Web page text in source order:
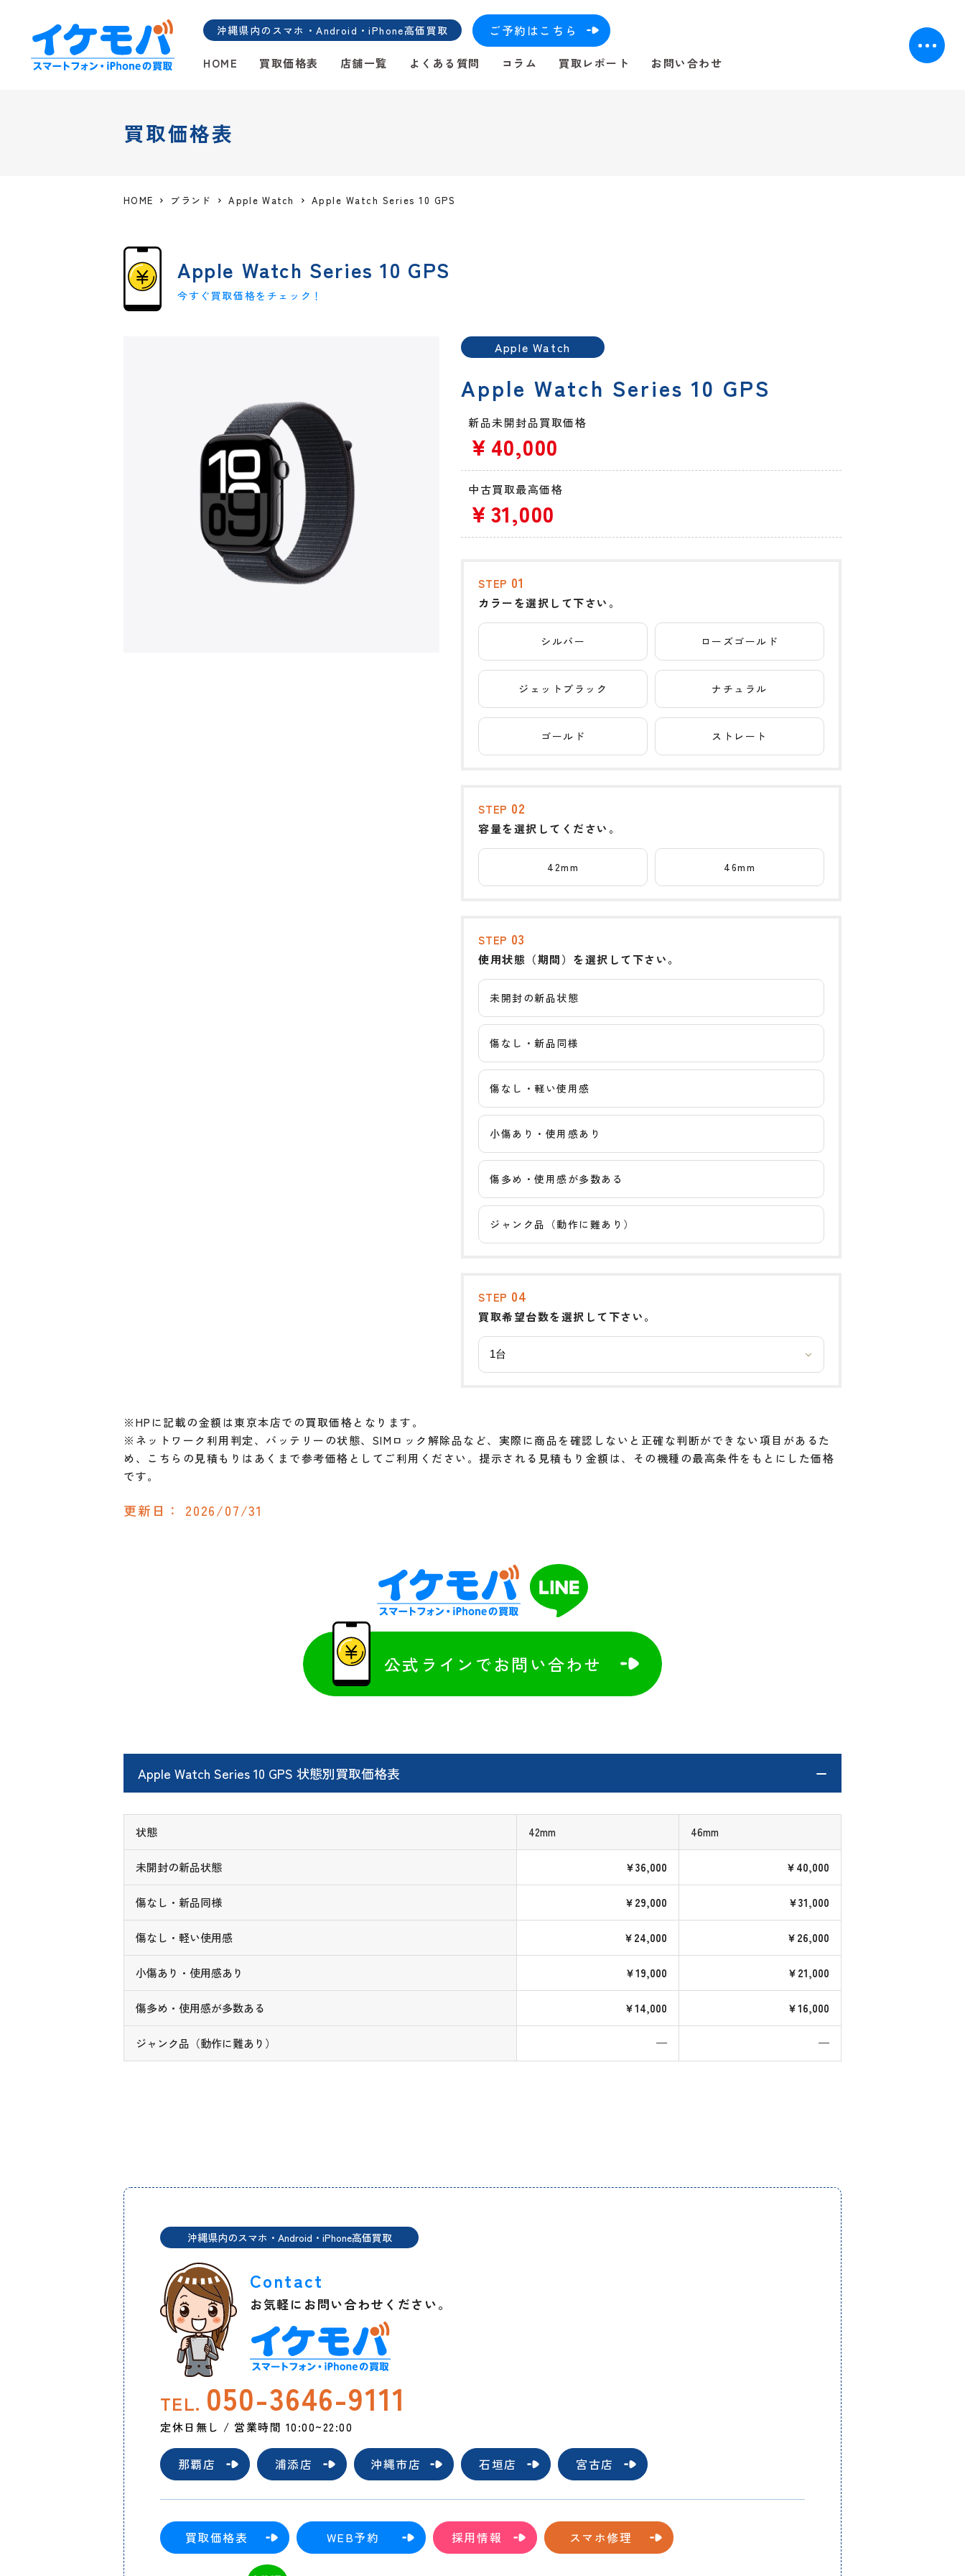
沖縄県内のスマホ・Android・iPhone高価買取 ご予約はこちら
HOME 買取価格表 店舗一覧 よくある質問 コラム 買取レポート お問い合わせ
買取価格表
HOME ブランド Apple Watch Apple Watch Series 10 GPS
Apple Watch Series 10 GPS
今すぐ買取価格をチェック！
Apple Watch
Apple Watch Series 10 GPS
新品未開封品買取価格
￥40,000
中古買取最高価格
￥31,000
STEP 01
カラーを選択して下さい。
シルバー ローズゴールド
ジェットブラック ナチュラル
ゴールド ストレート
STEP 02
容量を選択してください。
42mm 46mm
STEP 03
使用状態（期間）を選択して下さい。
未開封の新品状態
傷なし・新品同様
傷なし・軽い使用感
小傷あり・使用感あり
傷多め・使用感が多数ある
ジャンク品（動作に難あり）
STEP 04
買取希望台数を選択して下さい。
※HPに記載の金額は東京本店での買取価格となります。
※ネットワーク利用判定、バッテリーの状態、SIMロック解除品など、実際に商品を確認しないと正確な判断ができない項目があるた
め、こちらの見積もりはあくまで参考価格としてご利用ください。提示される見積もり金額は、その機種の最高条件をもとにした価格
です。
更新日： 2026/07/31
公式ラインでお問い合わせ
Apple Watch Series 10 GPS 状態別買取価格表
状態 42mm 46mm
未開封の新品状態 ￥36,000 ￥40,000
傷なし・新品同様 ￥29,000 ￥31,000
傷なし・軽い使用感 ￥24,000 ￥26,000
小傷あり・使用感あり ￥19,000 ￥21,000
傷多め・使用感が多数ある ￥14,000 ￥16,000
ジャンク品（動作に難あり） — —
沖縄県内のスマホ・Android・iPhone高価買取
Contact
お気軽にお問い合わせください。
TEL. 050-3646-9111
定休日無し / 営業時間 10:00~22:00
那覇店 浦添店 沖縄市店 石垣店 宮古店
買取価格表 WEB予約 採用情報 スマホ修理